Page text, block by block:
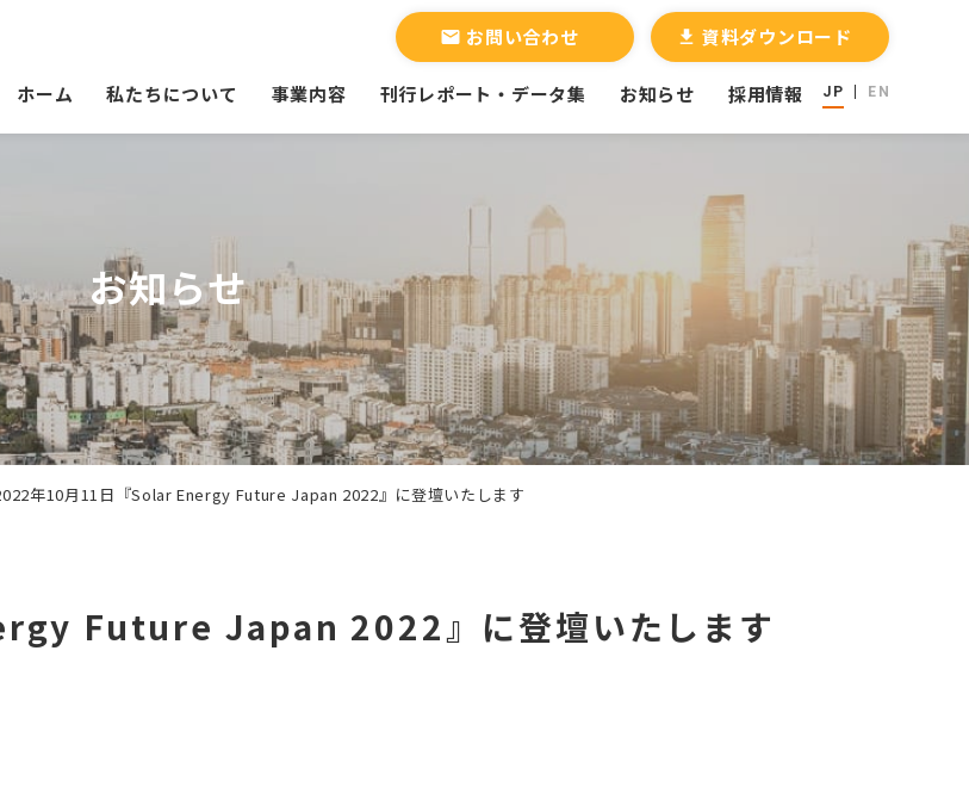
ホーム 私たちについて 事業内容 刊行レポート・データ集 お知らせ 採用情報 JP EN
email お問い合わせ file_download 資料ダウンロード
お知らせ
年10月11日『Solar Energy Future Japan 2022』に登壇いたします
Future Japan 2022』に登壇いたします